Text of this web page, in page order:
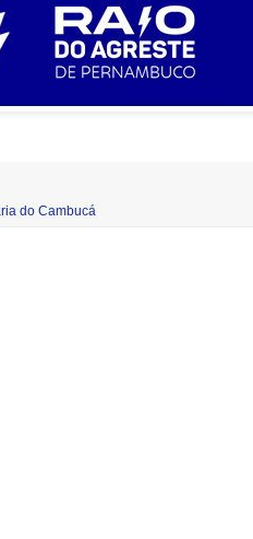
do Cambucá